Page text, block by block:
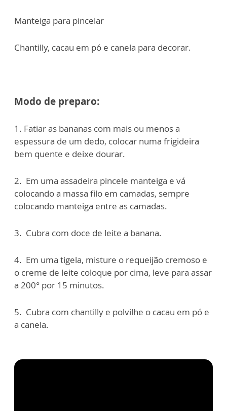
Manteiga para pincelar
Chantilly, cacau em pó e canela para decorar.
Modo de preparo:
1. Fatiar as bananas com mais ou menos a
espessura de um dedo, colocar numa frigideira
bem quente e deixe dourar.
2. ⁠ Em uma assadeira pincele manteiga e vá
colocando a massa filo em camadas, sempre
colocando manteiga entre as camadas.
3. ⁠ Cubra com doce de leite a banana.
4. ⁠ Em uma tigela, misture o requeijão cremoso e
o creme de leite coloque por cima, leve para assar
a 200° por 15 minutos.
5. ⁠ Cubra com chantilly e polvilhe o cacau em pó e
a canela.